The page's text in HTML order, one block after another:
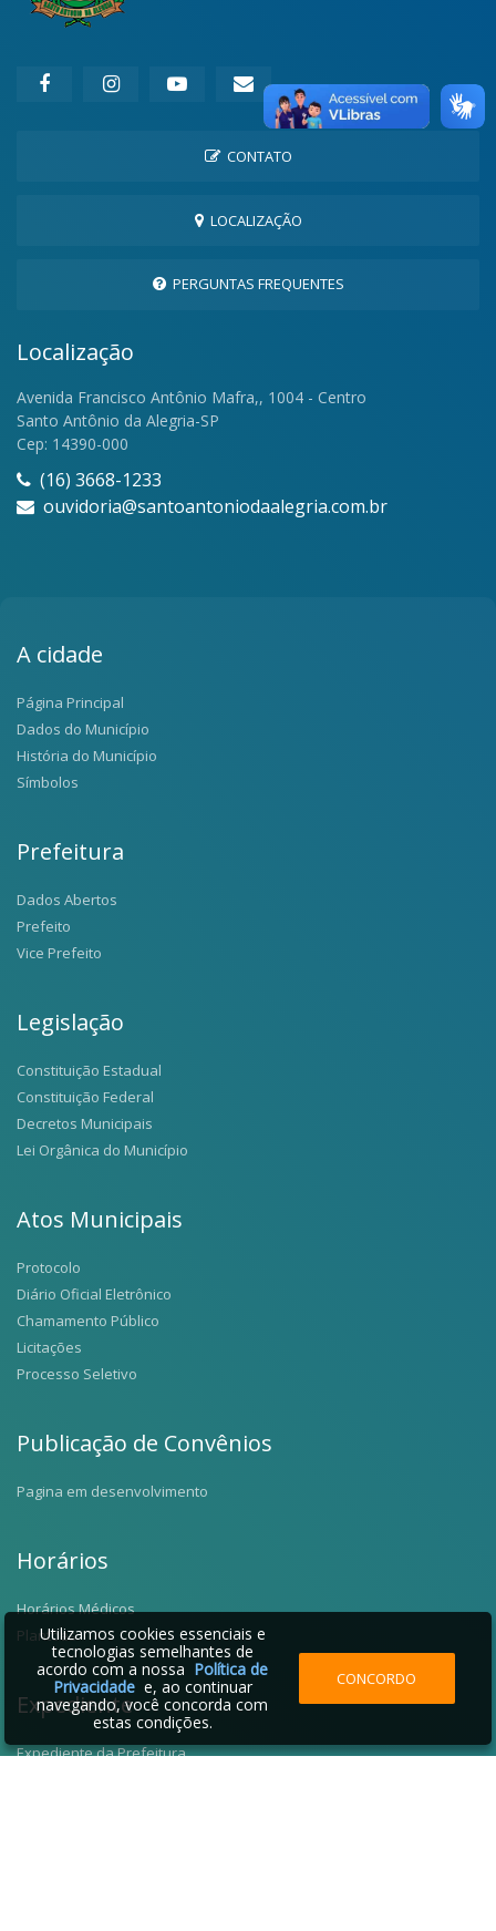
CONTATO
LOCALIZAÇÃO
PERGUNTAS FREQUENTES
Localização
Avenida Francisco Antônio Mafra,, 1004 - Centro
Santo Antônio da Alegria-SP
Cep: 14390-000
(16) 3668-1233
ouvidoria@santoantoniodaalegria.com.br
A cidade
Página Principal
Dados do Município
História do Município
Símbolos
Prefeitura
Dados Abertos
Prefeito
Vice Prefeito
Legislação
Constituição Estadual
Constituição Federal
Decretos Municipais
Lei Orgânica do Município
Atos Municipais
Protocolo
Diário Oficial Eletrônico
Chamamento Público
Licitações
Processo Seletivo
Publicação de Convênios
Pagina em desenvolvimento
Horários
Horários Médicos
Plantões
Expediente
Expediente da Prefeitura
Utilizamos cookies essenciais e
tecnologias semelhantes de
acordo com a nossa Política de
Privacidadee, ao continuar
navegando, você concorda com
estas condições.
CONCORDO